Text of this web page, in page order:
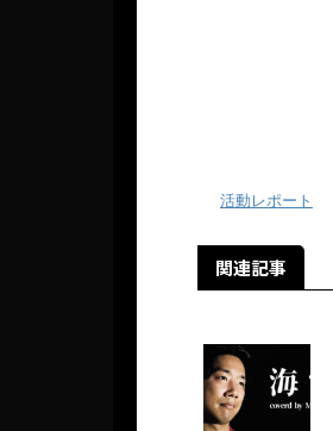
活動レポート
関連記事